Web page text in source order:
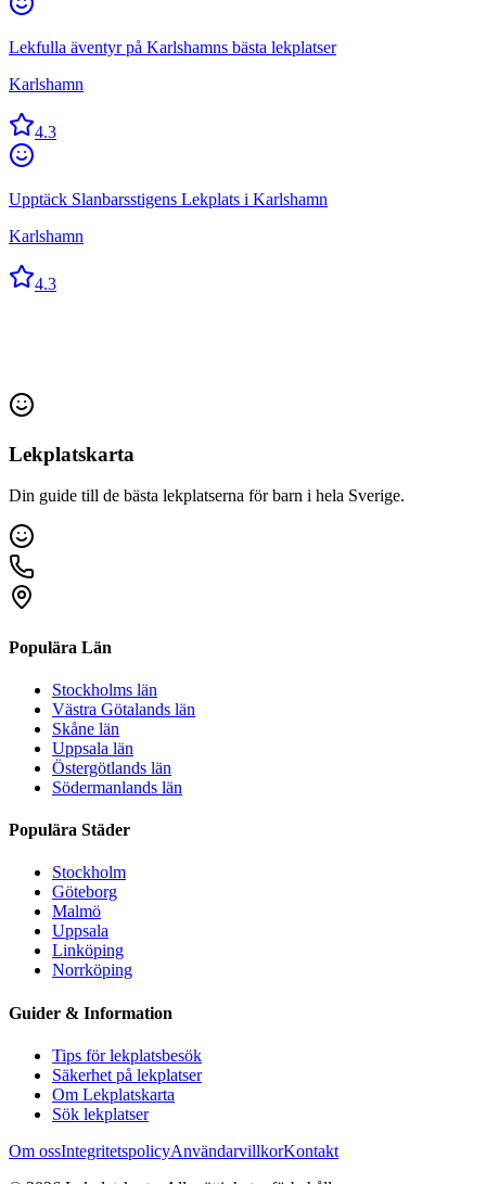
Lekfulla äventyr på Karlshamns bästa lekplatser
Karlshamn
4.3
Upptäck Slanbarsstigens Lekplats i Karlshamn
Karlshamn
4.3
Lekplatskarta
Din guide till de bästa lekplatserna för barn i hela Sverige.
Populära Län
Stockholms län
Västra Götalands län
Skåne län
Uppsala län
Östergötlands län
Södermanlands län
Populära Städer
Stockholm
Göteborg
Malmö
Uppsala
Linköping
Norrköping
Guider & Information
Tips för lekplatsbesök
Säkerhet på lekplatser
Om Lekplatskarta
Sök lekplatser
Om ossIntegritetspolicyAnvändarvillkorKontakt